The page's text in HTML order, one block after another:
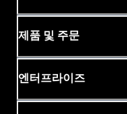
제품 및 주문
엔터프라이즈